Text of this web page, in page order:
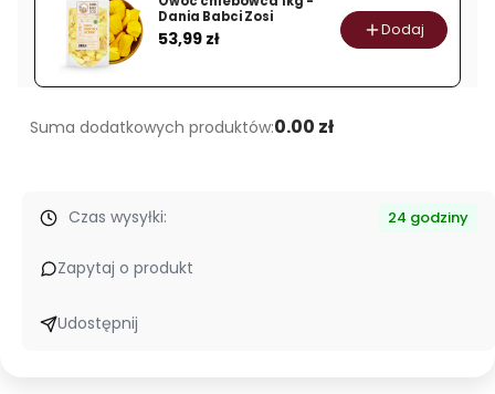
płatkami
g
Dania Babci Zosi
Cena
53,99 zł Dodaj
Suma dodatkowych produktów:0.00 zł
Czas wysyłki: 24 godziny
Zapytaj o produkt
Udostępnij